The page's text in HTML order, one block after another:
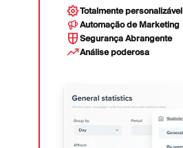
Totalmente personalizável
Automação de Marketing
Segurança Abrangente
Análise poderosa